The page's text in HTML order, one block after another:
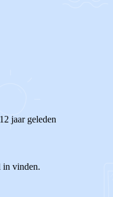
jaar geleden
in vinden.